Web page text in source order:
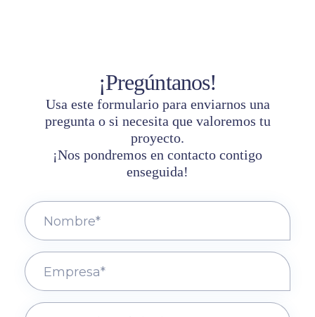
¡Pregúntanos!
Usa este formulario para enviarnos una
pregunta o si necesita que valoremos tu
proyecto.
¡Nos pondremos en contacto contigo
enseguida!